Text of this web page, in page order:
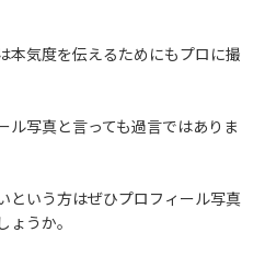
本気度を伝えるためにもプロに撮
ル写真と言っても過言ではありま
という方はぜひプロフィール写真
うか。